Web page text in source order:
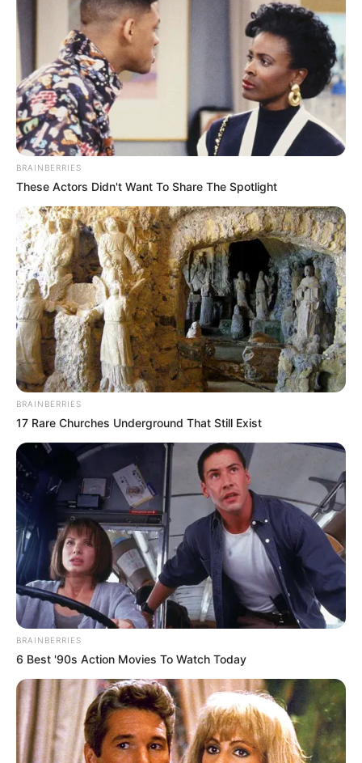
BRAINBERRIES
These Actors Didn't Want To Share The Spotlight
BRAINBERRIES
17 Rare Churches Underground That Still Exist
BRAINBERRIES
6 Best '90s Action Movies To Watch Today